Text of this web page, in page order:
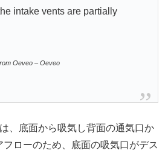
intake vents are partially
Oeveo – Oeveo
、底面から吸気し背面の通気口か
フローのため、底面の吸気口がデス